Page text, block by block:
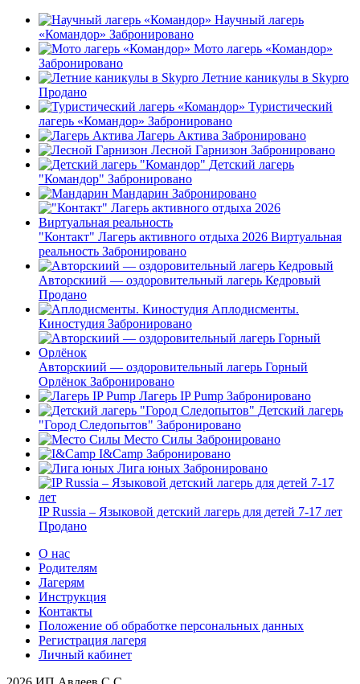
Научный лагерь
«Командор» Забронировано
Мото лагерь «Командор»
Забронировано
Летние каникулы в Skypro
Продано
Туристический
лагерь «Командор» Забронировано
Лагерь Актива Забронировано
Лесной Гарнизон Забронировано
Детский лагерь
"Командор" Забронировано
Мандарин Забронировано
"Контакт" Лагерь активного отдыха 2026 Виртуальная
реальность Забронировано
Авторскиий — оздоровительный лагерь Кедровый
Продано
Аплодисменты.
Киностудия Забронировано
Авторскиий — оздоровительный лагерь Горный
Орлёнок Забронировано
Лагерь IP Pump Забронировано
Детский лагерь
"Город Следопытов" Забронировано
Место Силы Забронировано
I&Camp Забронировано
Лига юных Забронировано
IP Russia – Языковой детский лагерь для детей 7-17 лет
Продано
О нас
Родителям
Лагерям
Инструкция
Контакты
Положение об обработке персональных данных
Регистрация лагеря
Личный кабинет